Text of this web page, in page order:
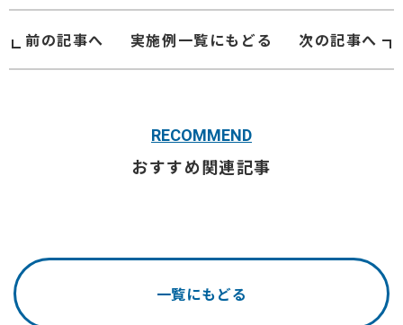
前の記事へ 実施例一覧にもどる 次の記事へ
RECOMMEND
おすすめ関連記事
一覧にもどる